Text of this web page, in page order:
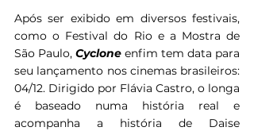
Após ser exibido em diversos festivais,
como o Festival do Rio e a Mostra de
São Paulo, Cyclone enfim tem data para
seu lançamento nos cinemas brasileiros:
04/12. Dirigido por Flávia Castro, o longa
é baseado numa história real e
acompanha a história de Daise